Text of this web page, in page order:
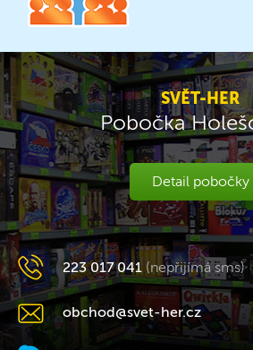
SVĚT-HER
Pobočka
Detail pobočky
223 017 041 (nepřijímá sms)
obchod@svet-her.cz